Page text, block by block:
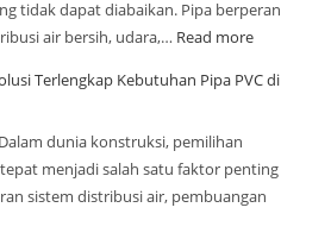
tidak dapat diabaikan. Pipa berperan
air bersih, udara,… Read more
Terlengkap Kebutuhan Pipa PVC di
dunia konstruksi, pemilihan
menjadi salah satu faktor penting
sistem distribusi air, pembuangan